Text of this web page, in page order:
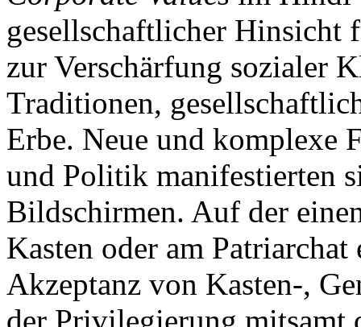
gesellschaftlicher Hinsicht
zur Verschärfung sozialer
Traditionen,
Erbe. Neue und komplexe
und Politik manifestierten
Bildschirmen. Auf der
Kasten oder am
Akzeptanz von Kasten-,